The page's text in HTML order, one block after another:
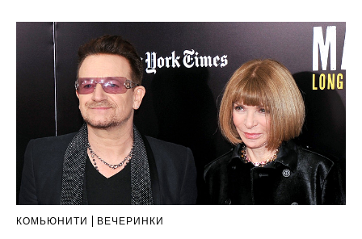
КОМЬЮНИТИ ВЕЧЕРИНКИ